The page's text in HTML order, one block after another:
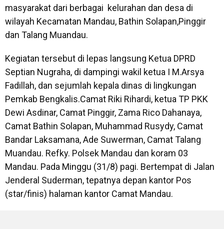
masyarakat dari berbagai kelurahan dan desa di
wilayah Kecamatan Mandau, Bathin Solapan,Pinggir
dan Talang Muandau.
Kegiatan tersebut di lepas langsung Ketua DPRD
Septian Nugraha, di dampingi wakil ketua I M.Arsya
Fadillah, dan sejumlah kepala dinas di lingkungan
Pemkab Bengkalis.Camat Riki Rihardi, ketua TP PKK
Dewi Asdinar, Camat Pinggir, Zama Rico Dahanaya,
Camat Bathin Solapan, Muhammad Rusydy, Camat
Bandar Laksamana, Ade Suwerman, Camat Talang
Muandau. Refky. Polsek Mandau dan koram 03
Mandau. Pada Minggu (31/8) pagi. Bertempat di Jalan
Jenderal Suderman, tepatnya depan kantor Pos
(star/finis) halaman kantor Camat Mandau.